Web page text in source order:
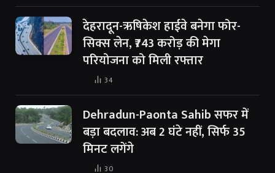
देहरादून-ऋषिकेश हाईवे बनेगा फोर-
सिक्स लेन, ₹743 करोड़ की मेगा
परियोजना को मिली रफ्तार
34
Dehradun-Paonta Sahib सफर में
बड़ा बदलाव: अब 2 घंटे नहीं, सिर्फ 35
मिनट लगेंगे
30